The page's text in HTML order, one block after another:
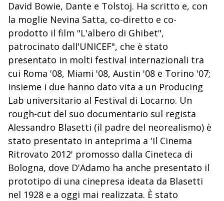
David Bowie, Dante e Tolstoj. Ha scritto e, con
la moglie Nevina Satta, co-diretto e co-
prodotto il film "L'albero di Ghibet",
patrocinato dall'UNICEF", che è stato
presentato in molti festival internazionali tra
cui Roma '08, Miami '08, Austin '08 e Torino '07;
insieme i due hanno dato vita a un Producing
Lab universitario al Festival di Locarno. Un
rough-cut del suo documentario sul regista
Alessandro Blasetti (il padre del neorealismo) è
stato presentato in anteprima a 'Il Cinema
Ritrovato 2012' promosso dalla Cineteca di
Bologna, dove D'Adamo ha anche presentato il
prototipo di una cinepresa ideata da Blasetti
nel 1928 e a oggi mai realizzata. È stato